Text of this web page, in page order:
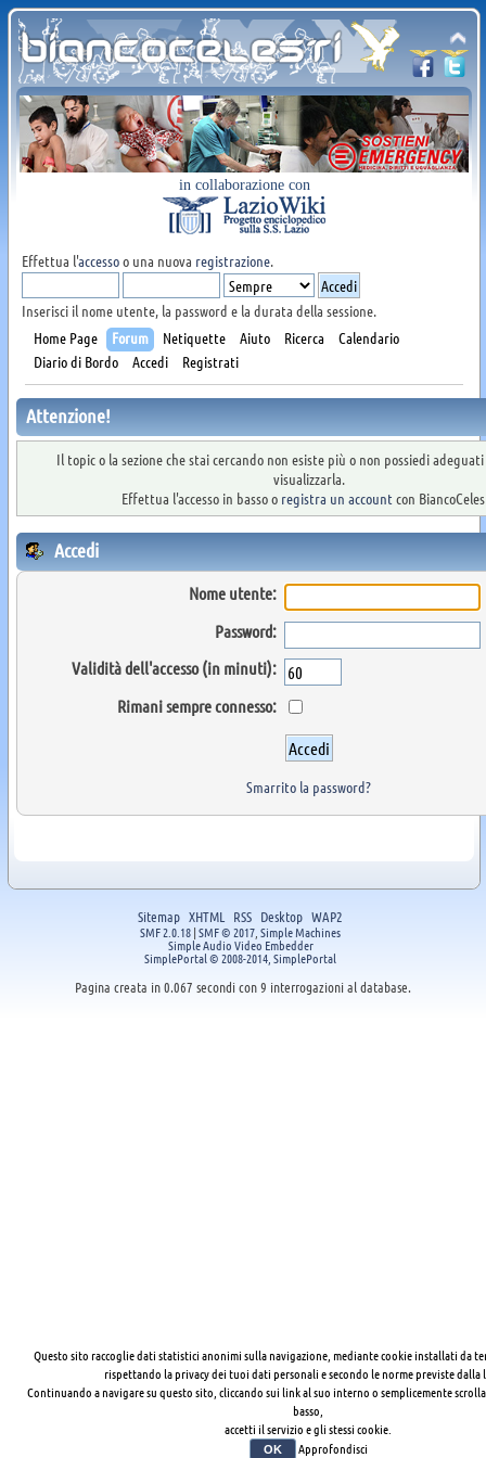
in collaborazione con
Effettua l'accessoo una nuova registrazione.
Inserisci il nome utente, la password e la durata della sessione.
Home Page
Forum Netiquette Aiuto Ricerca
Calendario
Diario di Bordo
Accedi Registrati
Attenzione!
Il topic o la sezione che stai cercando non esiste più o non possiedi
visualizzarla.
Effettua l'accesso in basso o registra un account con
Accedi
Nome utente:
Password:
Validità dell'accesso (in minuti):
Rimani sempre connesso:
Smarrito la password?
Sitemap XHTML RSS Desktop WAP2
SMF 2.0.18|SMF © 2017 Simple Machines
Simple Audio Video Embedder
SimplePortal © 2008-2014, SimplePortal
Pagina creata in 0.067 secondi con 9 interrogazioni al database.
Questo sito raccoglie dati statistici anonimi sulla navigazione, mediante cookie installati da
rispettando la privacy dei tuoi dati personali e secondo le norme previste dalla
Continuando a navigare su questo sito, cliccando sui link al suo interno o semplicemente
basso,
accetti il servizio e gli stessi cookie.
OK Approfondisci